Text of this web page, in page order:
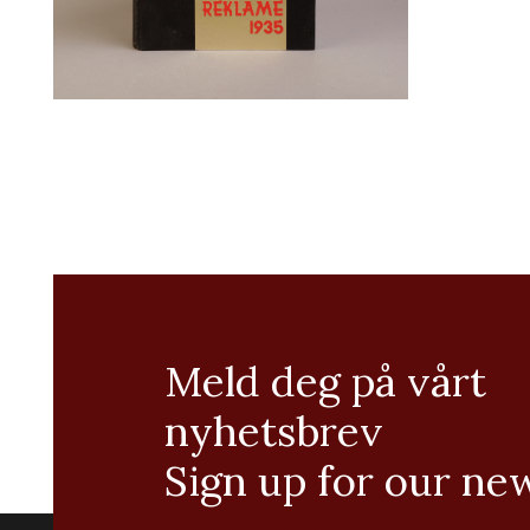
Meld deg på vårt
nyhetsbrev
Sign up for our